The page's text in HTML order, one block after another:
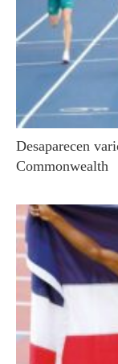
Desaparecen
Commonwealth